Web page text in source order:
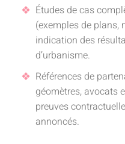
Études de cas
(exemples de plans,
indication des
d’urbanisme.
Références de
géomètres, avocats
preuves
annoncés.